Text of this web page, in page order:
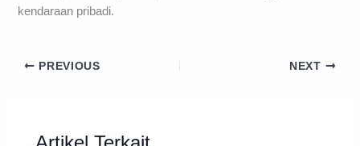
kendaraan pribadi.
PREVIOUS NEXT